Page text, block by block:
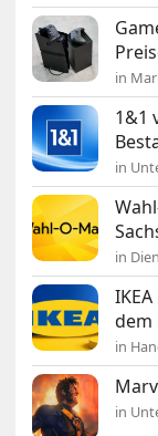
in
1&1
in
in
dem
in
in